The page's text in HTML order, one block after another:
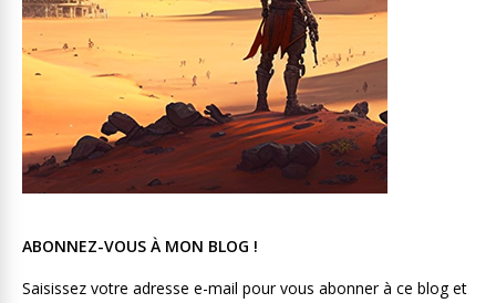
ABONNEZ-VOUS À MON BLOG !
Saisissez votre adresse e-mail pour vous abonner à ce blog et